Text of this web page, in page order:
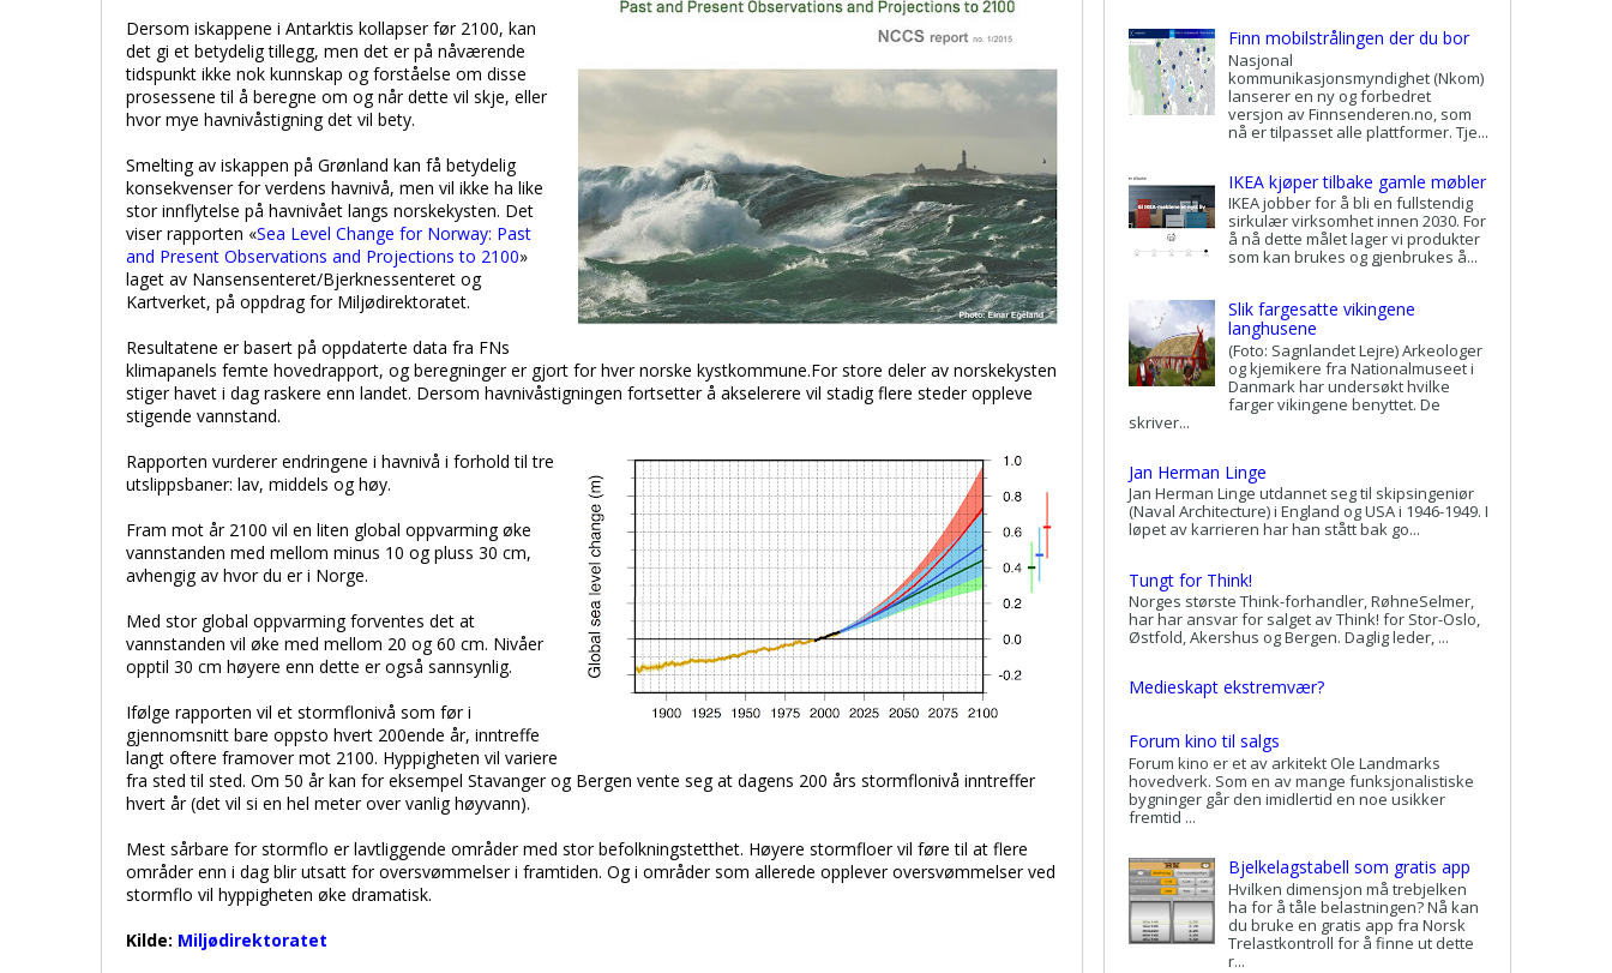
Dersom iskappene i Antarktis kollapser før 2100, kan
det gi et betydelig tillegg, men det er på nåværende
tidspunkt ikke nok kunnskap og forståelse om disse
prosessene til å beregne om og når dette vil skje, eller
hvor mye havnivåstigning det vil bety.
Smelting av iskappen på Grønland kan få betydelig
konsekvenser for verdens havnivå, men vil ikke ha like
stor innflytelse på havnivået langs norskekysten. Det
viser rapporten «Sea Level Change for Norway: Past
and Present Observations and Projections to 2100»
laget av Nansensenteret/Bjerknessenteret og
Kartverket, på oppdrag for Miljødirektoratet.
Resultatene er basert på oppdaterte data fra FNs
klimapanels femte hovedrapport, og beregninger er gjort for hver norske kystkommune.For store deler av norskekysten
stiger havet i dag raskere enn landet. Dersom havnivåstigningen fortsetter å akselerere vil stadig flere steder oppleve
stigende vannstand.
Rapporten vurderer endringene i havnivå i forhold til tre
utslippsbaner: lav, middels og høy.
Fram mot år 2100 vil en liten global oppvarming øke
vannstanden med mellom minus 10 og pluss 30 cm,
avhengig av hvor du er i Norge.
Med stor global oppvarming forventes det at
vannstanden vil øke med mellom 20 og 60 cm. Nivåer
opptil 30 cm høyere enn dette er også sannsynlig.
Ifølge rapporten vil et stormflonivå som før i
gjennomsnitt bare oppsto hvert 200ende år, inntreffe
langt oftere framover mot 2100. Hyppigheten vil variere
fra sted til sted. Om 50 år kan for eksempel Stavanger og Bergen vente seg at dagens 200 års stormflonivå inntreffer
hvert år (det vil si en hel meter over vanlig høyvann).
Mest sårbare for stormflo er lavtliggende områder med stor befolkningstetthet. Høyere stormfloer vil føre til at flere
områder enn i dag blir utsatt for oversvømmelser i framtiden. Og i områder som allerede opplever oversvømmelser ved
stormflo vil hyppigheten øke dramatisk.
Kilde: Miljødirektoratet
Finn mobilstrålingen der du bor
Nasjonal
kommunikasjonsmyndighet (Nkom)
lanserer en ny og forbedret
versjon av Finnsenderen.no, som
nå er tilpasset alle plattformer. Tje...
IKEA kjøper tilbake gamle møbler
IKEA jobber for å bli en fullstendig
sirkulær virksomhet innen 2030. For
å nå dette målet lager vi produkter
som kan brukes og gjenbrukes å...
Slik fargesatte vikingene
langhusene
(Foto: Sagnlandet Lejre) Arkeologer
og kjemikere fra Nationalmuseet i
Danmark har undersøkt hvilke
farger vikingene benyttet. De
skriver...
Jan Herman Linge
Jan Herman Linge utdannet seg til skipsingeniør
(Naval Architecture) i England og USA i 1946-1949. I
løpet av karrieren har han stått bak go...
Tungt for Think!
Norges største Think-forhandler, RøhneSelmer,
har har ansvar for salget av Think! for Stor-Oslo,
Østfold, Akershus og Bergen. Daglig leder, ...
Medieskapt ekstremvær?
Forum kino til salgs
Forum kino er et av arkitekt Ole Landmarks
hovedverk. Som en av mange funksjonalistiske
bygninger går den imidlertid en noe usikker
fremtid ...
Bjelkelagstabell som gratis app
Hvilken dimensjon må trebjelken
ha for å tåle belastningen? Nå kan
du bruke en gratis app fra Norsk
Trelastkontroll for å finne ut dette
r...